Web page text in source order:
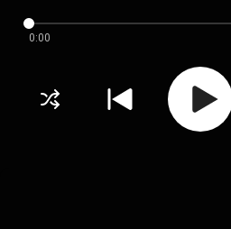
0:00